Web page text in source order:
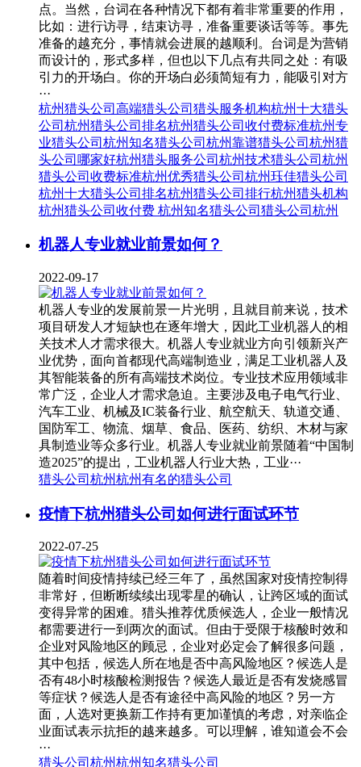
点。当然，台词在各种情况下都有着非常重要的作用，
比如：进行访寻，结束访寻，准备重要谈话等等。事先
准备的越充分，事情就会进展的越顺利。台词是为营销
而设计的，形式多样，但也以下几点有共同之处：有吸
引力的开场白。你的开场白必须简短有力，能吸引对方
···
杭州猎头公司 高端猎头公司 猎头服务机构杭州十大猎头
公司 杭州猎头公司排名杭州猎头公司收付费标准杭州专
业猎头公司 杭州知名猎头公司 杭州靠谱猎头公司 杭州猎
头公司哪家好杭州猎头服务公司 杭州技术猎头公司 杭州
猎头公司收费标准杭州优秀猎头公司 杭州珏佳猎头公司
杭州十大猎头公司排名杭州猎头公司排行杭州猎头机构
杭州猎头公司收付费 杭州知名猎头公司 猎头公司杭州
机器人专业就业前景如何？
2022-09-17
机器人专业的发展前景一片光明，且就目前来说，技术
项目研发人才短缺也在逐年增大，因此工业机器人的相
关技术人才需求很大。机器人专业就业方向引领新兴产
业优势，面向首都现代高端制造业，满足工业机器人及
其智能装备的所有高端技术岗位。专业技术应用领域非
常广泛，企业人才需求急迫。主要涉及电子电气行业、
汽车工业、机械及IC装备行业、航空航天、轨道交通、
国防军工、物流、烟草、食品、医药、纺织、木材与家
具制造业等众多行业。机器人专业就业前景随着“中国制
造2025”的提出，工业机器人行业大热，工业···
猎头公司杭州杭州有名的猎头公司
疫情下杭州猎头公司如何进行面试环节
2022-07-25
随着时间疫情持续已经三年了，虽然国家对疫情控制得
非常好，但断断续续出现零星的确认，让跨区域的面试
变得异常的困难。猎头推荐优质候选人，企业一般情况
都需要进行一到两次的面试。但由于受限于核酸时效和
企业对风险地区的顾忌，企业对必定会了解很多问题，
其中包括，候选人所在地是否中高风险地区？候选人是
否有48小时核酸检测报告？候选人最近是否有发烧感冒
等症状？候选人是否有途径中高风险的地区？另一方
面，人选对更换新工作持有更加谨慎的考虑，对亲临企
业面试表示抗拒的越来越多。可以理解，谁知道会不会
···
猎头公司杭州杭州知名猎头公司